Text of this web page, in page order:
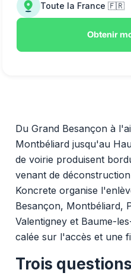
Du Grand Besançon à
Montbéliard jusqu'au
de voirie produisent
venant de
Koncrete organise
Besançon, Montbéliard,
Valentigney et Baume-
calée sur l'accès et une
Trois
Toute la France 🇫🇷
Obtenir